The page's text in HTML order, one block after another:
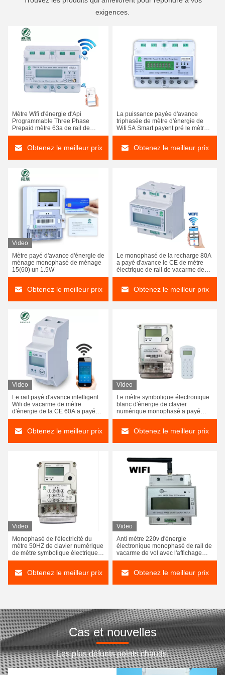
exigences.
Mètre Wifi d'énergie d'Api
Programmable Three Phase
Prepaid mètre 63a de rail de
vacarme de 3 phases
Obtenez le meilleur prix
La puissance payée d'avance
triphasée de mètre d'énergie de
Wifi 5A Smart payent pré le mètre
intelligent
Obtenez le meilleur prix
Video
Mètre payé d'avance d'énergie de
ménage monophasé de ménage
15(60) un 1.5W
Obtenez le meilleur prix
Le monophasé de la recharge 80A
a payé d'avance le CE de mètre
électrique de rail de vacarme de
mètre d'énergie
Obtenez le meilleur prix
Video
Le rail payé d'avance intelligent
Wifi de vacarme de mètre
d'énergie de la CE 60A a payé
d'avance l'électricité avec le
Obtenez le meilleur prix
Video
Le mètre symbolique électronique
blanc d'énergie de clavier
numérique monophasé a payé
d'avance le CE RS485
Obtenez le meilleur prix
Video
Monophasé de l'électricité du
mètre 50HZ de clavier numérique
de mètre symbolique électrique
blanc d'énergie à deux fils
Obtenez le meilleur prix
Video
Anti mètre 220v d'énergie
électronique monophasé de rail de
vacarme de vol avec l'affichage
d'affichage à cristaux liquides
Obtenez le meilleur prix
Cas et nouvelles
Les plus défunts points chauds.